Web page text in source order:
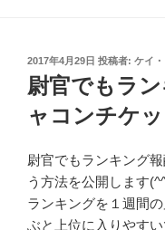
投
稿
日:
2017年4月29日 投稿者: ケイ
尉官でもラ
ャコンチケ
尉官でもランキング
う方法を公開します
ランキングを１週間
ぶと上位に入りやすい